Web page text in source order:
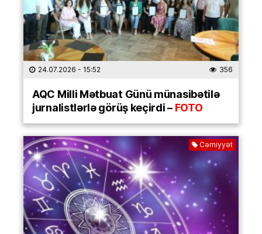
24.07.2026 - 15:52 356
AQC Milli Mətbuat Günü münasibətilə
jurnalistlərlə görüş keçirdi –FOTO
Cəmiyyət